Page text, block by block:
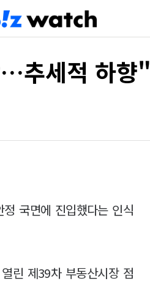
추세적 하향"
국면에 진입했다는 인식
린 제39차 부동산시장 점